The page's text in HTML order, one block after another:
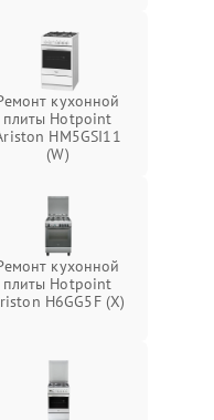
кухонной
плиты Hotpoint
HM5GSI11
(W)
кухонной
плиты Hotpoint
H6GG5F (X)